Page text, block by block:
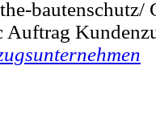
bautenschutz/
Auftrag